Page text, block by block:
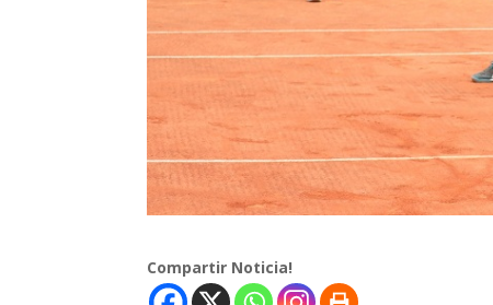
Compartir Noticia!